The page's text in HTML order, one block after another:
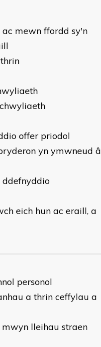
mewn ffordd sy'n
offer priodol
yn ymwneud â
eich hun ac eraill, a
personol
a thrin ceffylau a
lleihau straen